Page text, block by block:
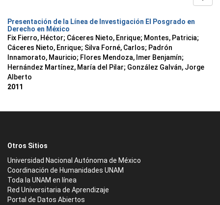
Presentación de la Línea de Investigación El Posgrado en
Derecho en México
Fix Fierro, Héctor; Cáceres Nieto, Enrique; Montes, Patricia;
Cáceres Nieto, Enrique; Silva Forné, Carlos; Padrón
Innamorato, Mauricio; Flores Mendoza, Imer Benjamín;
Hernández Martínez, María del Pilar; González Galván, Jorge
Alberto
2011
Otros Sitios
Universidad Nacional Autónoma de México
Coordinación de Humanidades UNAM
Toda la UNAM en línea
Red Universitaria de Aprendizaje
Portal de Datos Abiertos